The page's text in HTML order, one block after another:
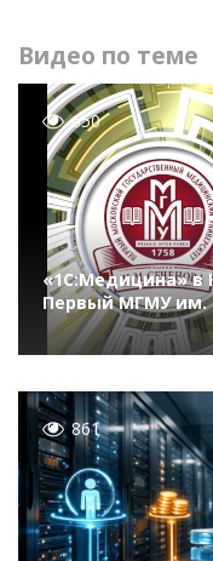
Видео по теме
650
«1С:Медицина» в
Первый МГМУ им.
861